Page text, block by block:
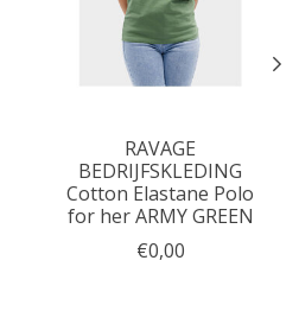
RAVAGE
BEDRIJFSKLEDING
Cotton Elastane Polo
for her ARMY GREEN
€0,00